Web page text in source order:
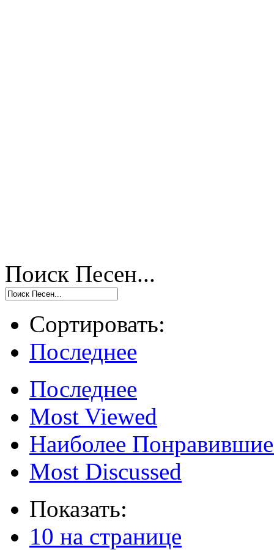
Поиск Песен...
Сортировать:
Последнее
Последнее
Most Viewed
Наиболее
Most Discussed
Показать:
10 на странице